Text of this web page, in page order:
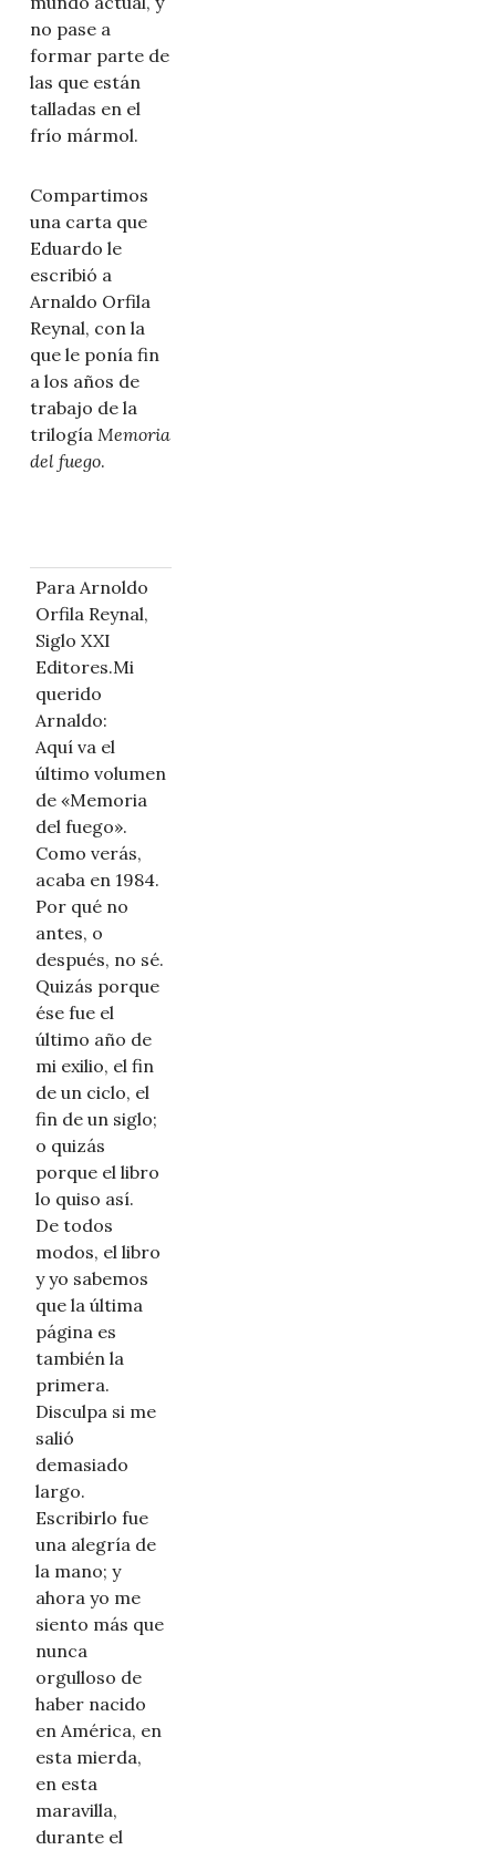
no pase a
formar parte de
las que están
talladas en el
frío mármol.
Compartimos
una carta que
Eduardo le
escribió a
Arnaldo Orfila
Reynal, con la
que le ponía fin
a los años de
trabajo de la
trilogíaMemoria
del fuego.
Para Arnoldo
Orfila Reynal,
Siglo XXI
Editores.Mi
querido
Arnaldo:
Aquí va el
último volumen
de «Memoria
del fuego».
Como verás,
acaba en 1984.
Por qué no
antes, o
después, no sé.
Quizás porque
ése fue el
último año de
mi exilio, el fin
de un ciclo, el
fin de un siglo;
o quizás
porque el libro
lo quiso así.
De todos
modos, el libro
y yo sabemos
que la última
página es
también la
primera.
Disculpa si me
salió
demasiado
largo.
Escribirlo fue
una alegría de
la mano; y
ahora yo me
siento más que
nunca
orgulloso de
haber nacido
en América, en
esta mierda,
en esta
maravilla,
durante el